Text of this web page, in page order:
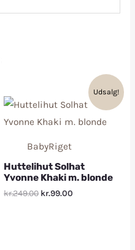
Udsalg!
BabyRiget
Huttelihut Solhat
Yvonne Khaki m. blonde
kr.249.00 kr.99.00